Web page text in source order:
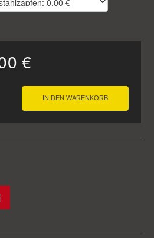
€
IN DEN WARENKORB